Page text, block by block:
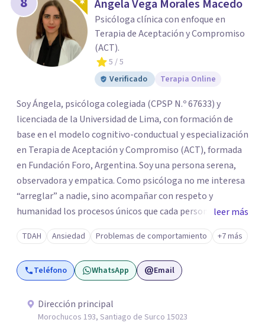
Ángela Vega Morales Macedo
Psicóloga clínica con enfoque en
Terapia de Aceptación y Compromiso
(ACT).
5 / 5
Verificado
Terapia Online
Soy Ángela, psicóloga colegiada (CPSP N.º 67633) y
licenciada de la Universidad de Lima, con formación de
base en el modelo cognitivo-conductual y especialización
en Terapia de Aceptación y Compromiso (ACT), formada
en Fundación Foro, Argentina. Soy una persona serena,
observadora y empatica. Como psicóloga no me interesa
“arreglar” a nadie, sino acompañar con respeto y
humanidad los procesos únicos que cada persona
atraviesa. Creo profundamente en el potencial del ser
humano de ser libre. Trabajo con adolescentes y adultos.
Mi enfoque se basa en la Terapia de Aceptación y
Compromiso (ACT), que no busca eliminar el dolor, sino
pasión por la escritura me permite utilizar la escritura
como un recurso para ahondar en el inconsciente y llegar
leer más
TDAH Ansiedad Problemas de comportamiento +7 más
Teléfono WhatsApp Email
Dirección principal
Morochucos 193, Santiago de Surco 15023